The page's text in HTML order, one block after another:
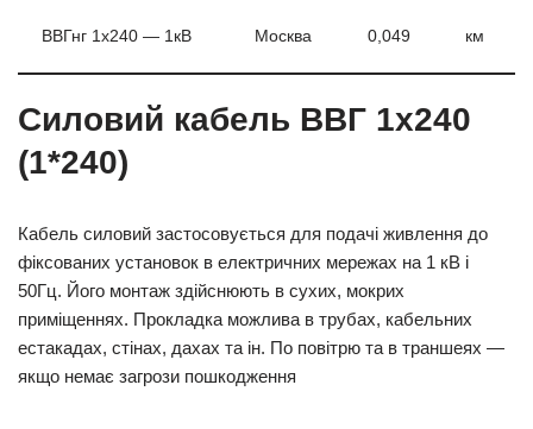
ВВГнг 1х240 — 1кВ Москва 0,049 км
Силовий кабель ВВГ 1х240
(1*240)
Кабель силовий застосовується для подачі живлення до
фіксованих установок в електричних мережах на 1 кВ і
50Гц. Його монтаж здійснюють в сухих, мокрих
приміщеннях. Прокладка можлива в трубах, кабельних
естакадах, стінах, дахах та ін. По повітрю та в траншеях —
якщо немає загрози пошкодження